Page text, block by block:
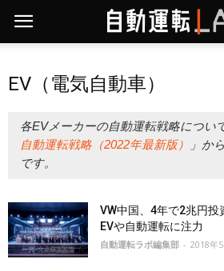
EV（電気自動車）
各EVメーカーの自動運転戦略につい
自動運転戦略（2022年最新版）
」か
です。
VW中国、4年で2兆円
EVや自動運転に注力
自動運転ラボ編集部 - 2018年